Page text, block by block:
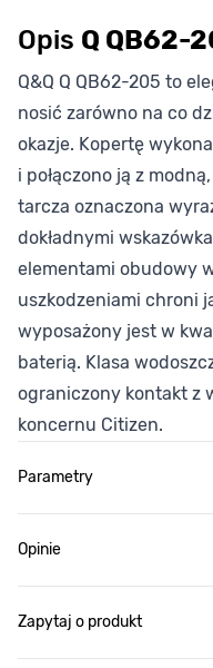
Opis Q QB62-
Q&Q Q QB62-205 to
nosić zarówno na co
okazje. Kopertę
i połączono ją z
tarcza oznaczona
dokładnymi
elementami obudowy
uszkodzeniami chroni
wyposażony jest w
baterią. Klasa
ograniczony kontakt z
koncernu Citizen.
Parametry
Opinie
Zapytaj o produkt